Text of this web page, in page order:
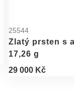
25544
Zlatý prsten s
17,26 g
29 000 Kč